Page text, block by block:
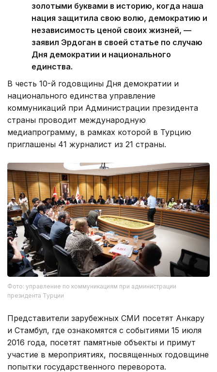
золотыми буквами в историю, когда наша
нация защитила свою волю, демократию и
независимость ценой своих жизней, —
заявил Эрдоган в своей статье по случаю
Дня демократии и национального
единства.
В честь 10-й годовщины Дня демократии и
национального единства управление
коммуникаций при Администрации президента
страны проводит международную
медиапрограмму, в рамках которой в Турцию
приглашены 41 журналист из 21 страны.
Фото: управление по коммуникациям при администрации
президента Турции
Представители зарубежных СМИ посетят Анкару
и Стамбул, где ознакомятся с событиями 15 июля
2016 года, посетят памятные объекты и примут
участие в мероприятиях, посвященных годовщине
попытки государственного переворота.